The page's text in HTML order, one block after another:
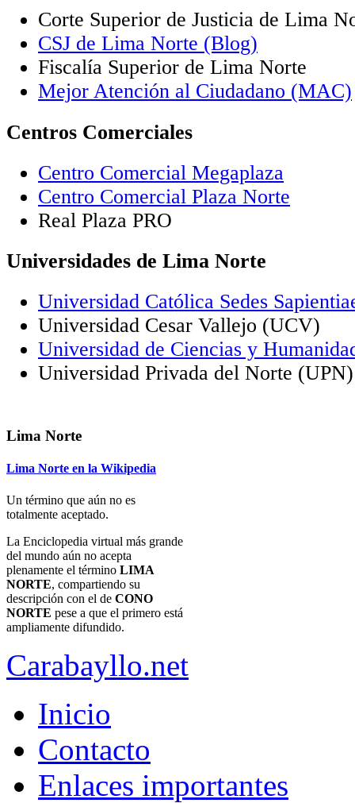
Corte Superior de Justicia de Lima
CSJ de Lima Norte (Blog)
Fiscalía Superior de Lima Norte
Mejor Atención al Ciudadano (MAC)
Centros Comerciales
Centro Comercial Megaplaza
Centro Comercial Plaza Norte
Real Plaza PRO
Universidades de Lima Norte
Universidad Católica Sedes
Universidad Cesar Vallejo (UCV)
Universidad de Ciencias y
Universidad Privada del Norte (UPN)
Lima Norte
Lima Norte en la Wikipedia
Un término que aún no es
totalmente aceptado.
La Enciclopedia virtual más grande
del mundo aún no acepta
plenamente el término LIMA
NORTE, compartiendo su
descripción con el de CONO
NORTE pese a que el primero está
ampliamente difundido.
Carabayllo.net
Inicio
Contacto
Enlaces importantes